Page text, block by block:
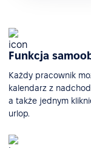
Funkcja
Każdy pracownik
kalendarz z
a także jednym
urlop.